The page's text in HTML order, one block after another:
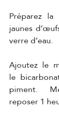
Préparez
jaunes
verre d’eau.
Ajoutez le
le
piment.
reposer 1